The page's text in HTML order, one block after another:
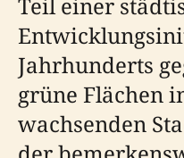
Jahrhunderts
grüne Flächen
wachsenden